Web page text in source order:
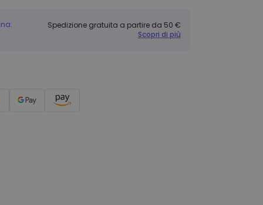
Spedizione gratuita a partire da 50 €
Scopri di più